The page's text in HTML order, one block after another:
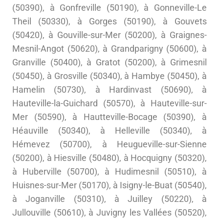
(50390), à Gonfreville (50190), à Gonneville-Le
Theil (50330), à Gorges (50190), à Gouvets
(50420), à Gouville-sur-Mer (50200), à Graignes-
Mesnil-Angot (50620), à Grandparigny (50600), à
Granville (50400), à Gratot (50200), à Grimesnil
(50450), à Grosville (50340), à Hambye (50450), à
Hamelin (50730), à Hardinvast (50690), à
Hauteville-la-Guichard (50570), à Hauteville-sur-
Mer (50590), à Hautteville-Bocage (50390), à
Héauville (50340), à Helleville (50340), à
Hémevez (50700), à Heugueville-sur-Sienne
(50200), à Hiesville (50480), à Hocquigny (50320),
à Huberville (50700), à Hudimesnil (50510), à
Huisnes-sur-Mer (50170), à Isigny-le-Buat (50540),
à Joganville (50310), à Juilley (50220), à
Jullouville (50610), à Juvigny les Vallées (50520),